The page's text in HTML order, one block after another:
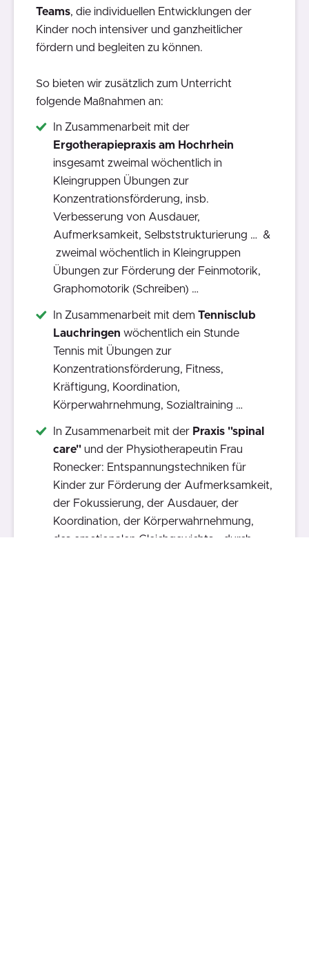
Teams, die individuellen Entwicklungen der
Kinder noch intensiver und ganzheitlicher
fördern und begleiten zu können.
So bieten wir zusätzlich zum Unterricht
folgende Maßnahmen an:
In Zusammenarbeit mit der
Ergotherapiepraxis am Hochrhein
insgesamt zweimal wöchentlich in
Kleingruppen Übungen zur
Konzentrationsförderung, insb.
Verbesserung von Ausdauer,
Aufmerksamkeit, Selbststrukturierung … &
zweimal wöchentlich in Kleingruppen
Übungen zur Förderung der Feinmotorik,
Graphomotorik (Schreiben) …
In Zusammenarbeit mit dem Tennisclub
Lauchringen wöchentlich ein Stunde
Tennis mit Übungen zur
Konzentrationsförderung, Fitness,
Kräftigung, Koordination,
Körperwahrnehmung, Sozialtraining …
In Zusammenarbeit mit der Praxis "spinal
care" und der Physiotherapeutin Frau
Ronecker: Entspannungstechniken für
Kinder zur Förderung der Aufmerksamkeit,
der Fokussierung, der Ausdauer, der
Koordination, der Körperwahrnehmung,
des emotionalen Gleichgewichts - durch